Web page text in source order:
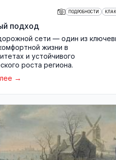
ПОДРОБНОСТИ
подход
сети — один из
жизни в
и устойчивого
роста региона.